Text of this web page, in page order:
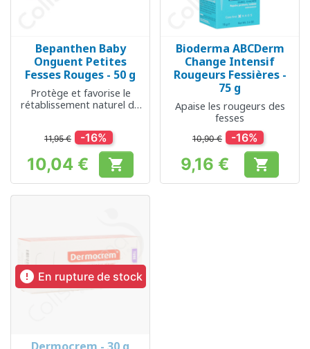
Bepanthen Baby
Onguent Petites
Fesses Rouges - 50 g
Protège et favorise le
rétablissement naturel de
11,95 € -16%
Prix
10,04 € 
Bioderma ABCDerm
Change Intensif
Rougeurs Fessières -
75 g
Apaise les rougeurs des
fesses
10,90 € -16%
Prix
9,16 € 
 En rupture de stock